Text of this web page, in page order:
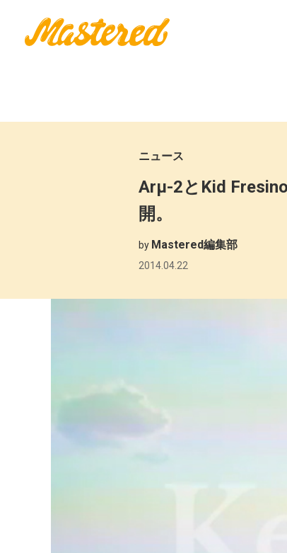
ニュース
Arµ-2とKid
開。
by Mastered編集部
2014.04.22